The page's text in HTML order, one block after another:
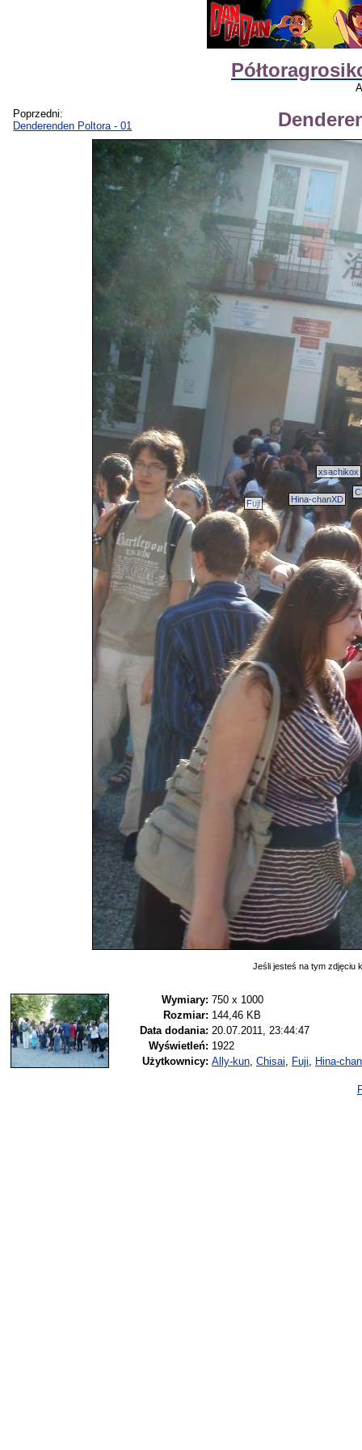
Poprzedni:
Denderenden Poltora - 01
Fuji
Hina-chanXD
xsachikox
Jeśli jesteś na tym zdjęciu
Wymiary: 750 x 1000
Rozmiar: 144,46 KB
Data dodania: 20.07.2011, 23:44:47
Wyświetleń: 1922
Użytkownicy: Ally-kun Chisai Fuji Hina-